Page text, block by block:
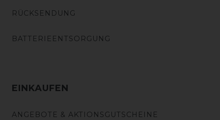
RÜCKSENDUNG
BATTERIEENTSORGUNG
EINKAUFEN
ANGEBOTE & AKTIONSGUTSCHEINE